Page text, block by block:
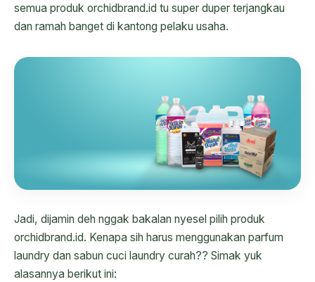
semua produk orchidbrand.id tu super duper terjangkau
dan ramah banget di kantong pelaku usaha.
Jadi, dijamin deh nggak bakalan nyesel pilih produk
orchidbrand.id. Kenapa sih harus menggunakan parfum
laundry dan sabun cuci laundry curah?? Simak yuk
alasannya berikut ini: